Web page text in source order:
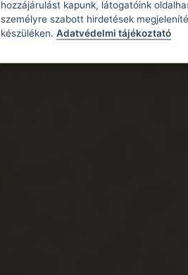
hozzájárulást kapunk, látogatóink
személyre szabott hirdetések
készüléken. Adatvédelmi tájékoztató